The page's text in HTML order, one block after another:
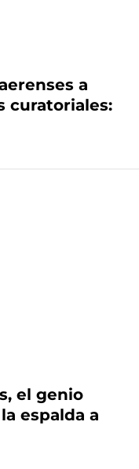
a
curatoriales:
el genio
espalda a